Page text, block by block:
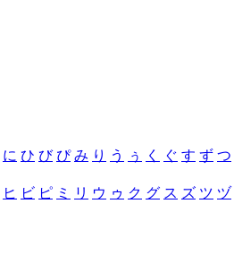
に ひ び ぴ み り う ぅ く ぐ す ず つ
ヒ ビ ピ ミ リ ウ ゥ ク グ ス ズ ツ ヅ